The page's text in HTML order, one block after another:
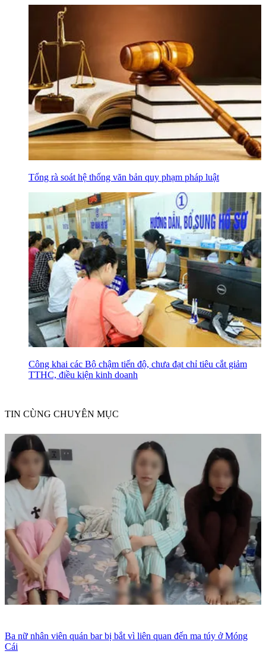
Tổng rà soát hệ thống văn bản quy phạm pháp luật
Công khai các Bộ chậm tiến độ, chưa đạt chỉ tiêu cắt giảm
TTHC, điều kiện kinh doanh
TIN CÙNG CHUYÊN MỤC
Ba nữ nhân viên quán bar bị bắt vì liên quan đến ma túy ở Móng
Cái